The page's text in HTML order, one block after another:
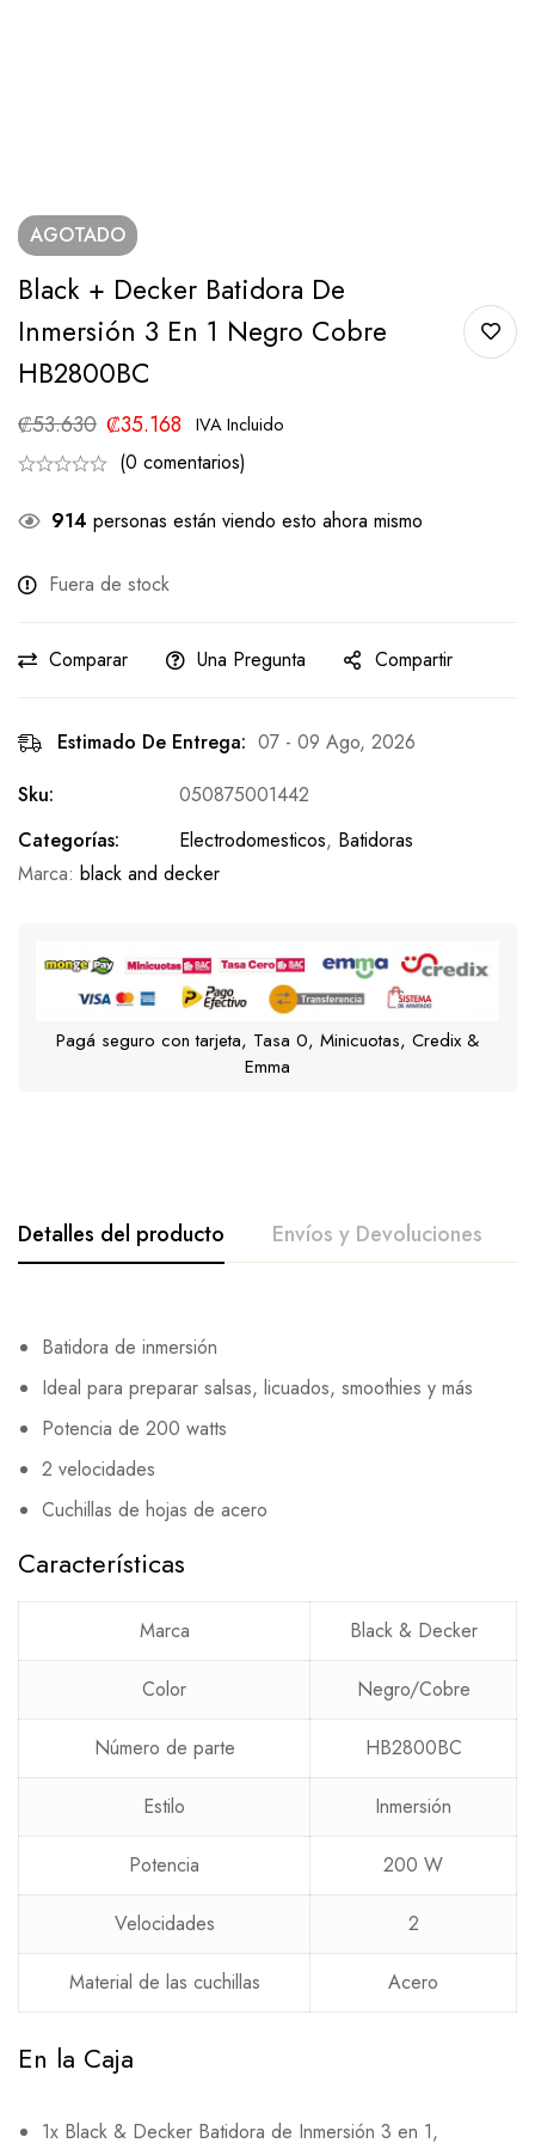
AGOTADO
Black + Decker Batidora De
Inmersión 3 En 1 Negro Cobre
HB2800BC
₡53.630 ₡35.168 IVA Incluido
(0 comentarios)
914 personas están viendo esto ahora mismo
Fuera de stock
Comparar Una Pregunta Compartir
Estimado De Entrega: 07 - 09 Ago, 2026
Sku:
050875001442
Categorías:
Electrodomesticos, Batidoras
Marca: black and decker
Pagá seguro con tarjeta, Tasa 0, Minicuotas, Credix &
Emma
Detalles del producto Envíos y Devoluciones
Batidora de inmersión
Ideal para preparar salsas, licuados, smoothies y más
Potencia de 200 watts
2 velocidades
Cuchillas de hojas de acero
Características
Marca Black & Decker
Color Negro/Cobre
Número de parte HB2800BC
Estilo Inmersión
Potencia 200 W
Velocidades 2
Material de las cuchillas Acero
En la Caja
1x Black & Decker Batidora de Inmersión 3 en 1,